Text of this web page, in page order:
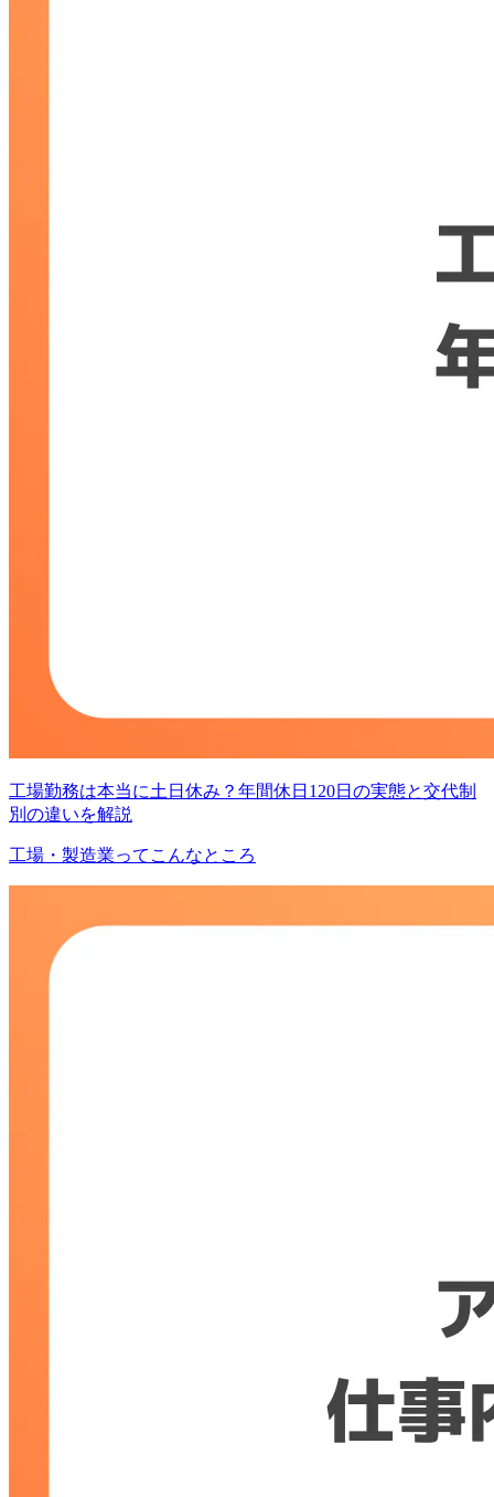
工場勤務は本当に土日休み？年間休日120日の実態と交代制
別の違いを解説
工場・製造業ってこんなところ